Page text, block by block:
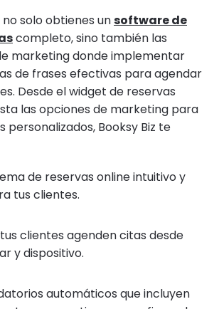
no solo obtienes unsoftware de
completo, sino también las
marketing donde implementar
de frases efectivas para agendar
Desde el widget de reservas
las opciones de marketing para
personalizados, Booksy Biz te
de reservas online intuitivo y
tus clientes.
clientes agenden citas desde
y dispositivo.
automáticos que incluyen